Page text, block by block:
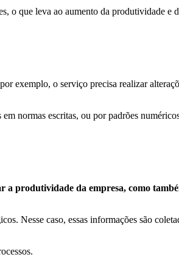
o que leva ao aumento da produtividade e
exemplo, o serviço precisa realizar
normas escritas, ou por padrões
produtividade da empresa, como
Nesse caso, essas informações são